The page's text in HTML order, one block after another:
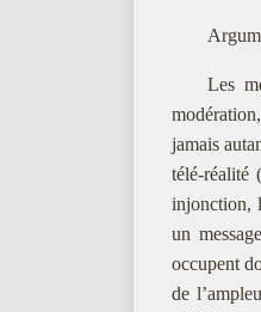
Les
jamais
télé-réalité
injonction,
un
occupent
de